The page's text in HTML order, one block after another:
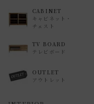
CABINET
キャビネット・
チェスト
TV BOARD
テレビボード
OUTLET
アウトレット